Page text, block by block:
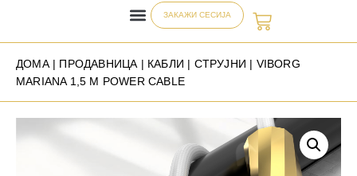
ЗАКАЖИ СЕСИЈА
ДОМА| ПРОДАВНИЦА | КАБЛИ | СТРУЈНИ | VIBORG
MARIANA 1,5 M POWER CABLE